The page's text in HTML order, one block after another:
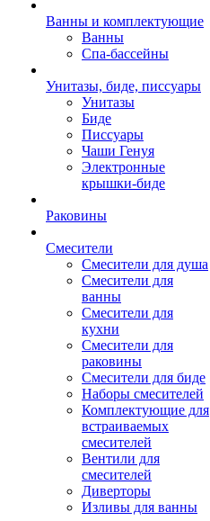
Ванны и комплектующие
Ванны
Спа-бассейны
Унитазы, биде, писсуары
Унитазы
Биде
Писсуары
Чаши Генуя
Электронные
крышки-биде
Раковины
Смесители
Смесители для душа
Смесители для
ванны
Смесители для
кухни
Смесители для
раковины
Смесители для биде
Наборы смесителей
Комплектующие для
встраиваемых
смесителей
Вентили для
смесителей
Диверторы
Изливы для ванны